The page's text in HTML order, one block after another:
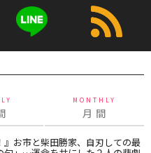
MONTHLY
月 間
』お市と柴田勝家、自刃しての最